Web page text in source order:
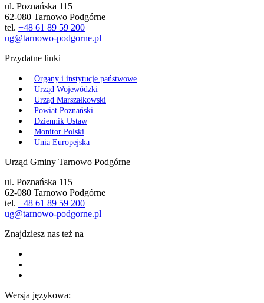
ul. Poznańska 115
62-080 Tarnowo Podgórne
tel. +48 61 89 59 200
ug@tarnowo-podgorne.pl
Przydatne linki
Organy i instytucje państwowe
Urząd Wojewódzki
Urząd Marszałkowski
Powiat Poznański
Dziennik Ustaw
Monitor Polski
Unia Europejska
Urząd Gminy Tarnowo Podgórne
ul. Poznańska 115
62-080 Tarnowo Podgórne
tel. +48 61 89 59 200
ug@tarnowo-podgorne.pl
Znajdziesz nas też na
Wersja językowa: